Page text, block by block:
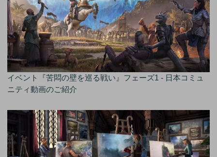
イベント『苦悶の壁を巡る戦い』フェーズ1 - 日本コミュ
ニティ動画のご紹介